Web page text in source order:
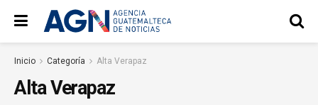
Inicio Categoría Alta Verapaz
Alta Verapaz